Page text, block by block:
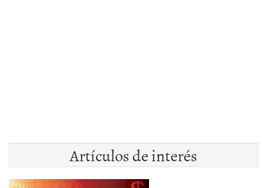
Artículos de interés